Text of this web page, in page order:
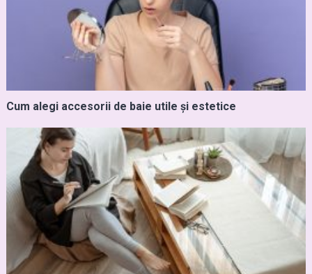
Cum alegi accesorii de baie utile și estetice